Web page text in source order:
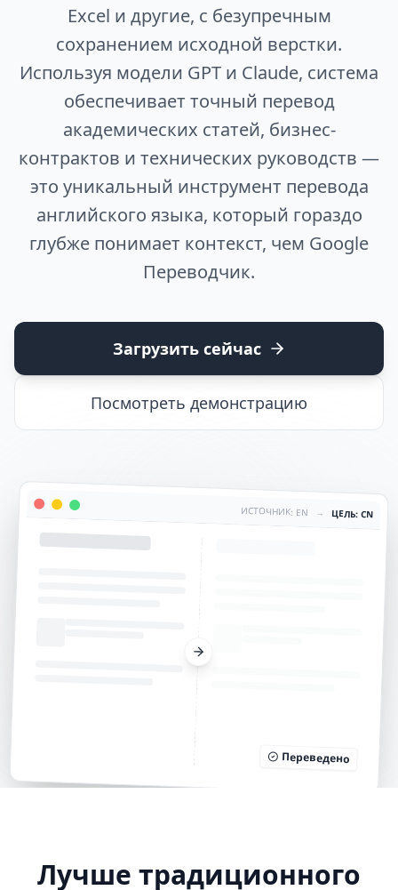
Excel и другие, с безупречным
сохранением исходной верстки.
Используя модели GPT и Claude, система
обеспечивает точный перевод
академических статей, бизнес-
контрактов и технических руководств —
это уникальный инструмент перевода
английского языка, который гораздо
глубже понимает контекст, чем Google
Переводчик.
Загрузить сейчас
Посмотреть демонстрацию
ИСТОЧНИК: EN → ЦЕЛЬ: CN
Переведено
Лучше традиционного